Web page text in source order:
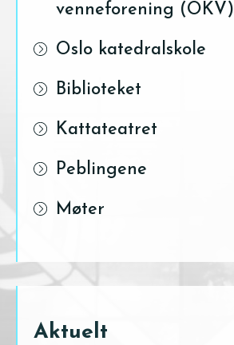
venneforening (OKV)
Oslo katedralskole
Biblioteket
Kattateatret
Peblingene
Møter
Aktuelt